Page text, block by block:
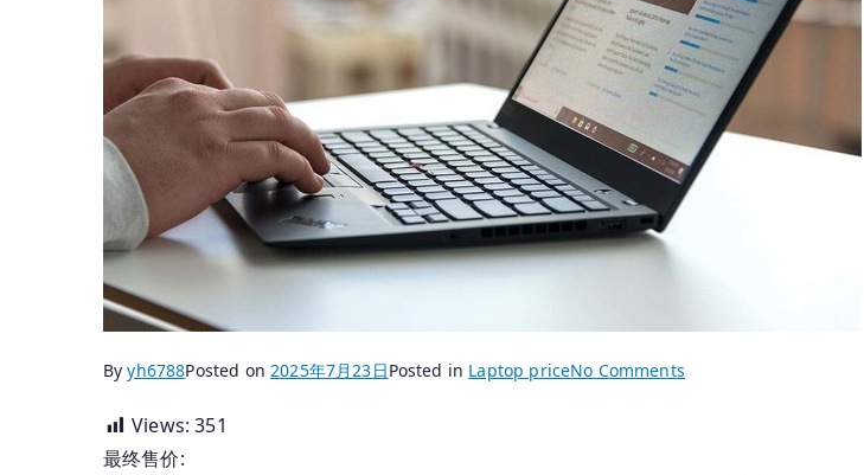
Byyh6788Posted on2025年7月23日Posted in Laptop priceNo Commentson
Views: 351
最终售价: